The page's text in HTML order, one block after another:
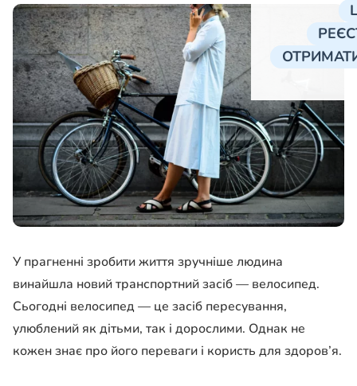
У прагненні зробити життя зручніше людина
винайшла новий транспортний засіб — велосипед.
Сьогодні велосипед — це засіб пересування,
улюблений як дітьми, так і дорослими. Однак не
кожен знає про його переваги і користь для здоров’я.